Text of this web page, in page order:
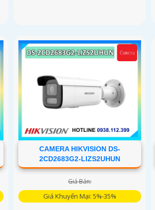
CAMERA HIKVISION DS-
2CD2683G2-LIZS2UHUN
Giá Bán:
Giá Khuyến Mại: 5%-35%